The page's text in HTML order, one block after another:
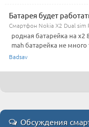
Батарея будет
Смартфон Nokia X2 Dual sim
родная батарейка на х2
mah батарейка не
Badsav
Обсуждения